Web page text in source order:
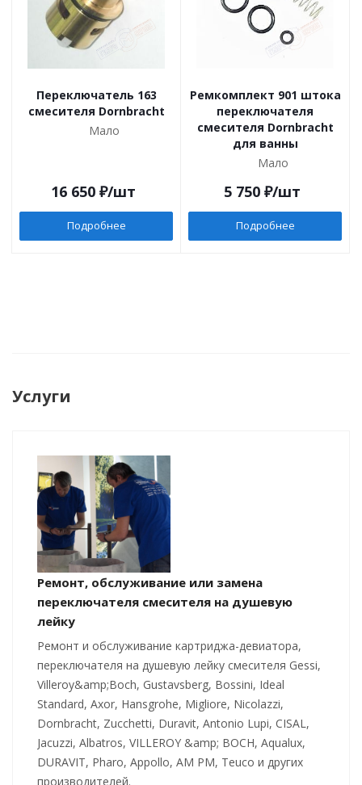
Переключатель 163
смесителя Dornbracht
Мало
16 650 ₽/шт
Подробнее
Ремкомплект 901 штока
переключателя
смесителя Dornbracht
для ванны
Мало
5 750 ₽/шт
Подробнее
Услуги
Ремонт, обслуживание или замена
переключателя смесителя на душевую
лейку
Ремонт и обслуживание картриджа-девиатора,
переключателя на душевую лейку смесителя Gessi,
Villeroy&amp;Boch, Gustavsberg, Bossini, Ideal
Standard, Axor, Hansgrohe, Migliore, Nicolazzi,
Dornbracht, Zucchetti, Duravit, Antonio Lupi, CISAL,
Jacuzzi, Albatros, VILLEROY &amp; BOCH, Aqualux,
DURAVIT, Pharo, Appollo, AM PM, Teuco и других
производителей.